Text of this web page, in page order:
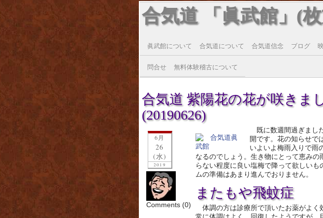
合気道 「眞武館」(
眞武館について 合気道について 合気道信念 ブログ
問合せ 無料体験稽古について
合気道 紫陽花の花が咲きま
(20190626)
6月
26
(水)
2019
Comments (0)
既に数週間過ぎまし
開です。花の知らせで
いよいよ梅雨入りで雨
なるのでしょう。生き物にとって恵みの
らない程度に良い塩梅で降って欲しいも
ムの準備はあまり進んでおりません。
またもや飛蚊症
体調の方は診療所で頂いたお薬がよく